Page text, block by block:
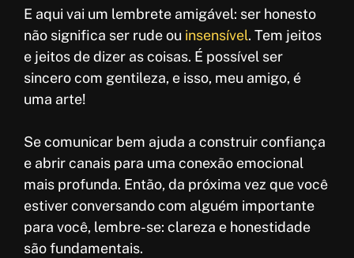
E aqui vai um lembrete amigável: ser honesto
não significa ser rude ou insensível. Tem jeitos
e jeitos de dizer as coisas. É possível ser
sincero com gentileza, e isso, meu amigo, é
uma arte!
Se comunicar bem ajuda a construir confiança
e abrir canais para uma conexão emocional
mais profunda. Então, da próxima vez que você
estiver conversando com alguém importante
para você, lembre-se: clareza e honestidade
são fundamentais.